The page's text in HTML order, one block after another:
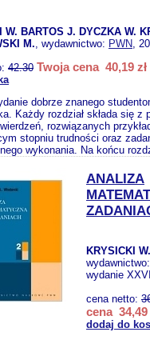
W. BARTOS J. DYCZKA W.
M., wydawnictwo: PWN,
42.30 Twoja cena 40,19 zł
dobrze znanego
Każdy rozdział składa się z
rozwiązanych
stopniu trudności oraz
wykonania. Na końcu
ANALIZA
KRYSICKI
wydanie
cena netto:
cena 34,49
dodaj do